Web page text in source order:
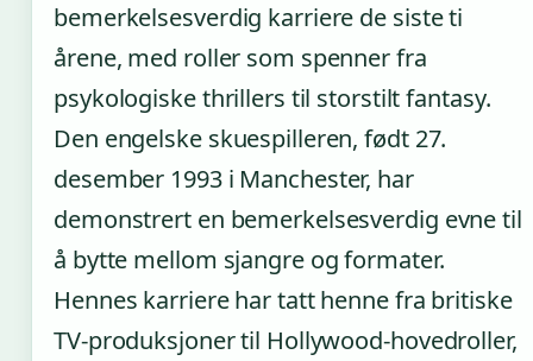
bemerkelsesverdig karriere de siste ti
årene, med roller som spenner fra
psykologiske thrillers til storstilt fantasy.
Den engelske skuespilleren, født 27.
desember 1993 i Manchester, har
demonstrert en bemerkelsesverdig evne til
å bytte mellom sjangre og formater.
Hennes karriere har tatt henne fra britiske
TV-produksjoner til Hollywood-hovedroller,